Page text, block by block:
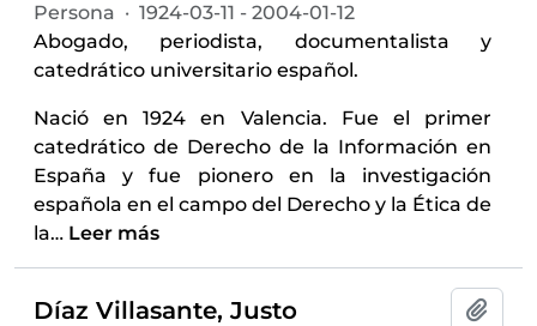
Persona · 1924-03-11 - 2004-01-12
Abogado, periodista, documentalista y
catedrático universitario español.
Nació en 1924 en Valencia. Fue el primer
catedrático de Derecho de la Información en
España y fue pionero en la investigación
española en el campo del Derecho y la Ética de
la… Leer más
Díaz Villasante, Justo